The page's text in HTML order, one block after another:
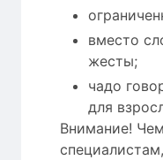
вместо
жесты;
чадо
для
Внимание!